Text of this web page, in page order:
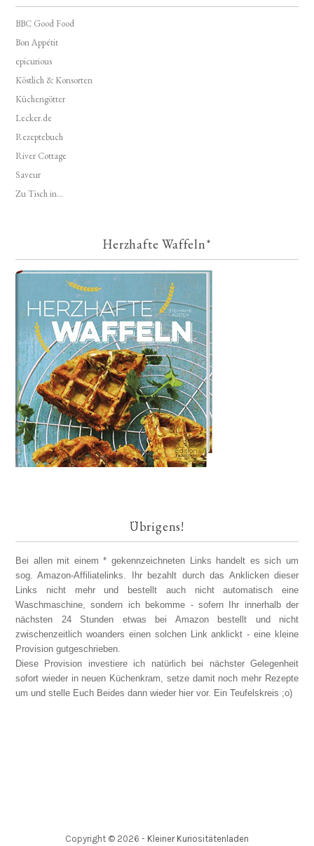
BBC Good Food
Bon Appétit
epicurious
Köstlich & Konsorten
Küchengötter
Lecker.de
Rezeptebuch
River Cottage
Saveur
Zu Tisch in...
Herzhafte Waffeln*
Übrigens!
Bei allen mit einem * gekennzeichneten Links handelt es sich um
sog. Amazon-Affiliatelinks. Ihr bezahlt durch das Anklicken dieser
Links nicht mehr und bestellt auch nicht automatisch eine
Waschmaschine, sondern ich bekomme - sofern Ihr innerhalb der
nächsten 24 Stunden etwas bei Amazon bestellt und nicht
zwischenzeitlich woanders einen solchen Link anklickt - eine kleine
Provision gutgeschrieben.
Diese Provision investiere ich natürlich bei nächster Gelegenheit
sofort wieder in neuen Küchenkram, setze damit noch mehr Rezepte
um und stelle Euch Beides dann wieder hier vor. Ein Teufelskreis ;o)
Copyright © 2026 - Kleiner Kuriositätenladen